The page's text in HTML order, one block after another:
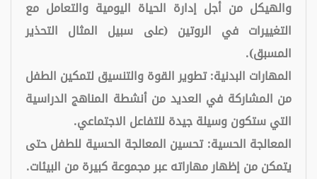
والهيكل من أجل إدارة الحياة اليومية والتعامل مع
التغييرات في الروتين (على سبيل المثال التحذير
المسبق).
المهارات البدنية: تطوير القوة والتنسيق لتمكين الطفل
من المشاركة في العديد من أنشطة المناهج الدراسية
التي ستكون وسيلة جيدة للتفاعل الاجتماعي.
المعالجة الحسية: تحسين المعالجة الحسية للطفل حتى
يتمكن من إظهار مهاراته عبر مجموعة كبيرة من البيئات.